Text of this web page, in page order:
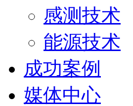
感测技术
能源技术
成功案例
媒体中心